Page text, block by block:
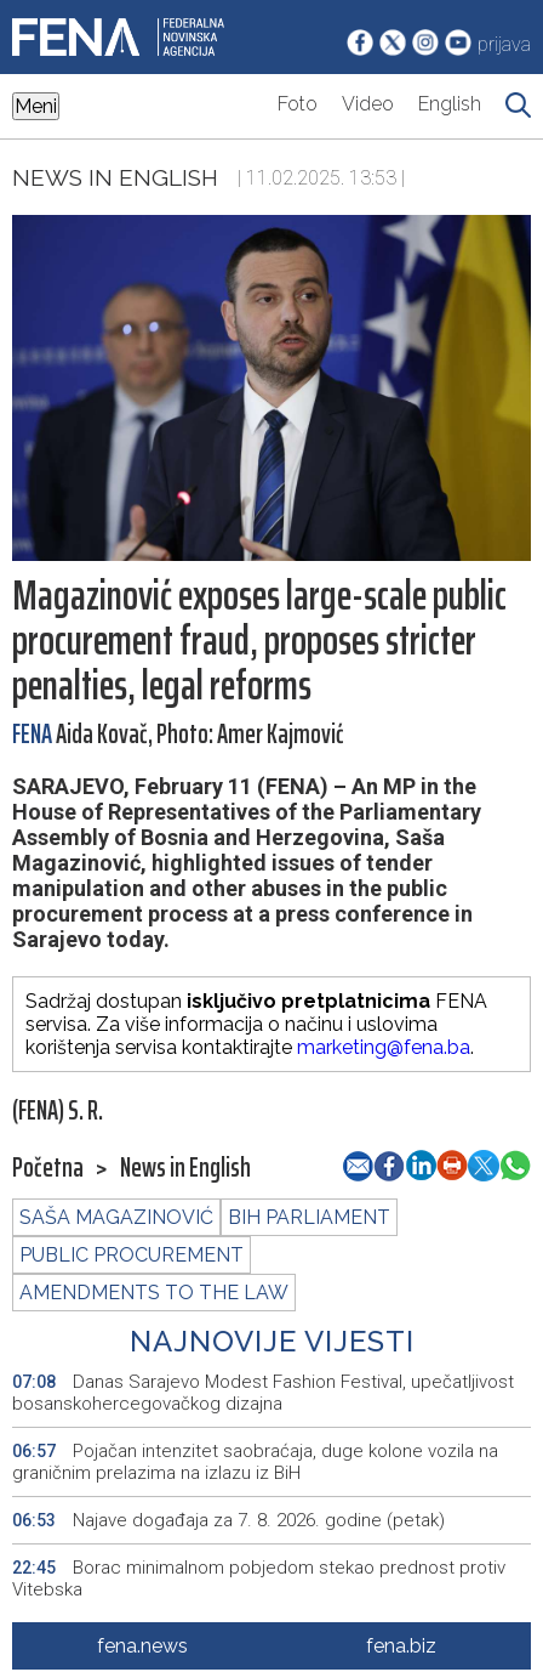
prijava
Meni Foto Video English
NEWS IN ENGLISH | 11.02.2025. 13:53 |
Magazinović exposes large-scale public
procurement fraud, proposes stricter
penalties, legal reforms
FENAAida Kovač, Photo: Amer Kajmović
SARAJEVO, February 11 (FENA) – An MP in the
House of Representatives of the Parliamentary
Assembly of Bosnia and Herzegovina, Saša
Magazinović, highlighted issues of tender
manipulation and other abuses in the public
procurement process at a press conference in
Sarajevo today.
Sadržaj dostupan isključivo pretplatnicima FENA
servisa. Za više informacija o načinu i uslovima
korištenja servisa kontaktirajte marketing@fena.ba.
(FENA) S. R.
Početna > News in English
SAŠA MAGAZINOVIĆ
BIH PARLIAMENT
PUBLIC PROCUREMENT
AMENDMENTS TO THE LAW
NAJNOVIJE VIJESTI
07:08
Danas Sarajevo Modest Fashion Festival, upečatljivost
bosanskohercegovačkog dizajna
06:57
Pojačan intenzitet saobraćaja, duge kolone vozila na
graničnim prelazima na izlazu iz BiH
06:53 Najave događaja za 7. 8. 2026. godine (petak)
22:45
Borac minimalnom pobjedom stekao prednost protiv
Vitebska
Bacačice kugle Bešlija i Baručija bez plasmana u finale
juniorskog SP-a
fena.news fena.biz